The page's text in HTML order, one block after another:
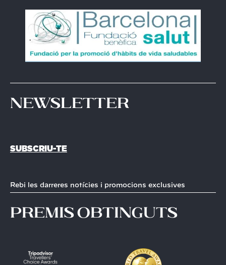
Newsletter
SUBSCRIU-TE
Rebi les darreres notícies i promocions exclusives
premis obtinguts